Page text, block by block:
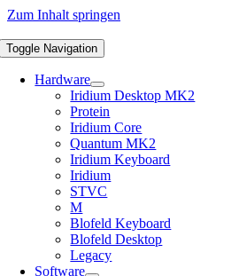
Zum Inhalt springen
Toggle Navigation
Hardware
Iridium Desktop MK2
Protein
Iridium Core
Quantum MK2
Iridium Keyboard
Iridium
STVC
M
Blofeld Keyboard
Blofeld Desktop
Legacy
Software